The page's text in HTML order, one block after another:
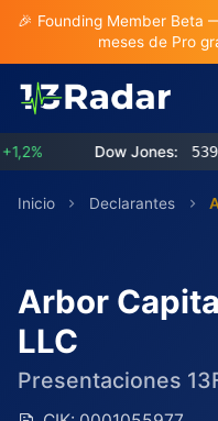
🎉 Founding Member Beta
meses de Pro
Dow Jones: 539,62
Inicio Declarantes
Arbor
LLC
Presentaciones